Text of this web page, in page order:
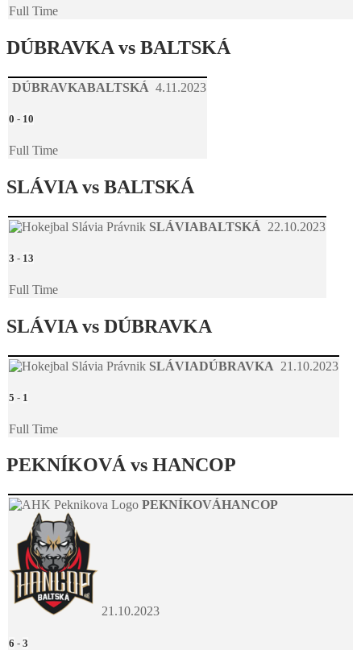
Full Time
DÚBRAVKA vs BALTSKÁ
DÚBRAVKABALTSKÁ 4.11.2023
0 - 10
Full Time
SLÁVIA vs BALTSKÁ
SLÁVIABALTSKÁ 22.10.2023
3 - 13
Full Time
SLÁVIA vs DÚBRAVKA
SLÁVIADÚBRAVKA 21.10.2023
5 - 1
Full Time
PEKNÍKOVÁ vs HANCOP
PEKNÍKOVÁHANCOP
21.10.2023
6 - 3